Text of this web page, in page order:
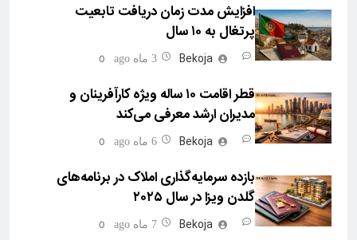
افزایش مدت زمان دریافت تابعیت
پرتغال به ۱۰ سال
Bekoja 3 ماه ago 0
قطر اقامت ۱۰ ساله ویژه کارآفرینان و
مدیران ارشد معرفی می‌کند
Bekoja 6 ماه ago 0
بازده سرمایه‌گذاری املاک در برنامه‌های
گلدن ویزا در سال ۲۰۲۵
Bekoja 7 ماه ago 0